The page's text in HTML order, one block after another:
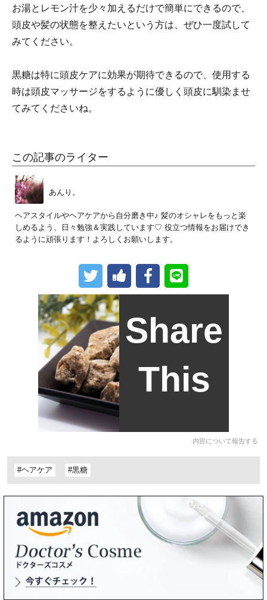
お湯とレモン汁を少々加えるだけで簡単にできるので、
頭皮や髪の状態を整えたいという方は、ぜひ一度試して
みてください。
黒糖は特に頭皮ケアに効果が期待できるので、使用する
時は頭皮マッサージをするように優しく頭皮に馴染ませ
てみてくださいね。
この記事のライター
あんり。
ヘアスタイルやヘアケアから自分磨き中♪ 髪のオシャレをもっと楽
しめるよう、日々勉強＆実践しています♡ 役立つ情報をお届けでき
るように頑張ります！よろしくお願いします。
Share
This
内容について報告する
#ヘアケア #黒糖